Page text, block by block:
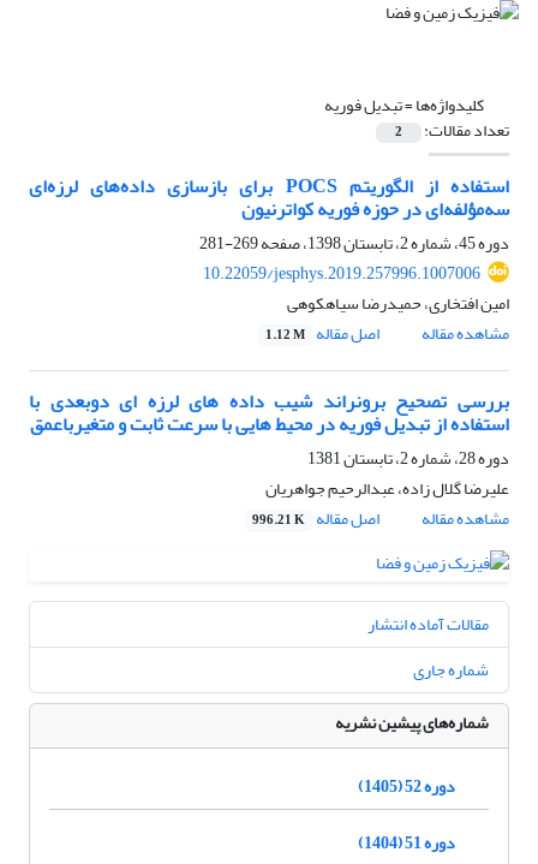
کلیدواژه‌ها =تبدیل فوریه
تعداد مقالات: 2
استفاده از الگوریتم POCS برای بازسازی داده‌های لرزه‌ای
سه‌مؤلفه‌ای در حوزه فوریه کواترنیون
دوره 45، شماره 2، تابستان 1398، صفحه
269-281
10.22059/jesphys.2019.257996.1007006
امین افتخاری، حمیدرضا سیاهکوهی
مشاهده مقاله
اصل مقاله 1.12 M
بررسی تصحیح برونراند شیب داده های لرزه ای دوبعدی با
استفاده از تبدیل فوریه در محیط هایی با سرعت ثابت و متغیرباعمق
دوره 28، شماره 2، تابستان 1381
علیرضا گلال زاده، عبدالرحیم جواهریان
مشاهده مقاله
اصل مقاله 996.21 K
مقالات آماده انتشار
شماره جاری
شماره‌های پیشین نشریه
دوره 52 (1405)
دوره 51 (1404)